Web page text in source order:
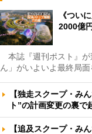
《つい
2000億
本誌『週刊ポスト』が
ん」がいよいよ最終局
【独走スクープ・み
ト”の計画変更の裏
【追及スクープ・み